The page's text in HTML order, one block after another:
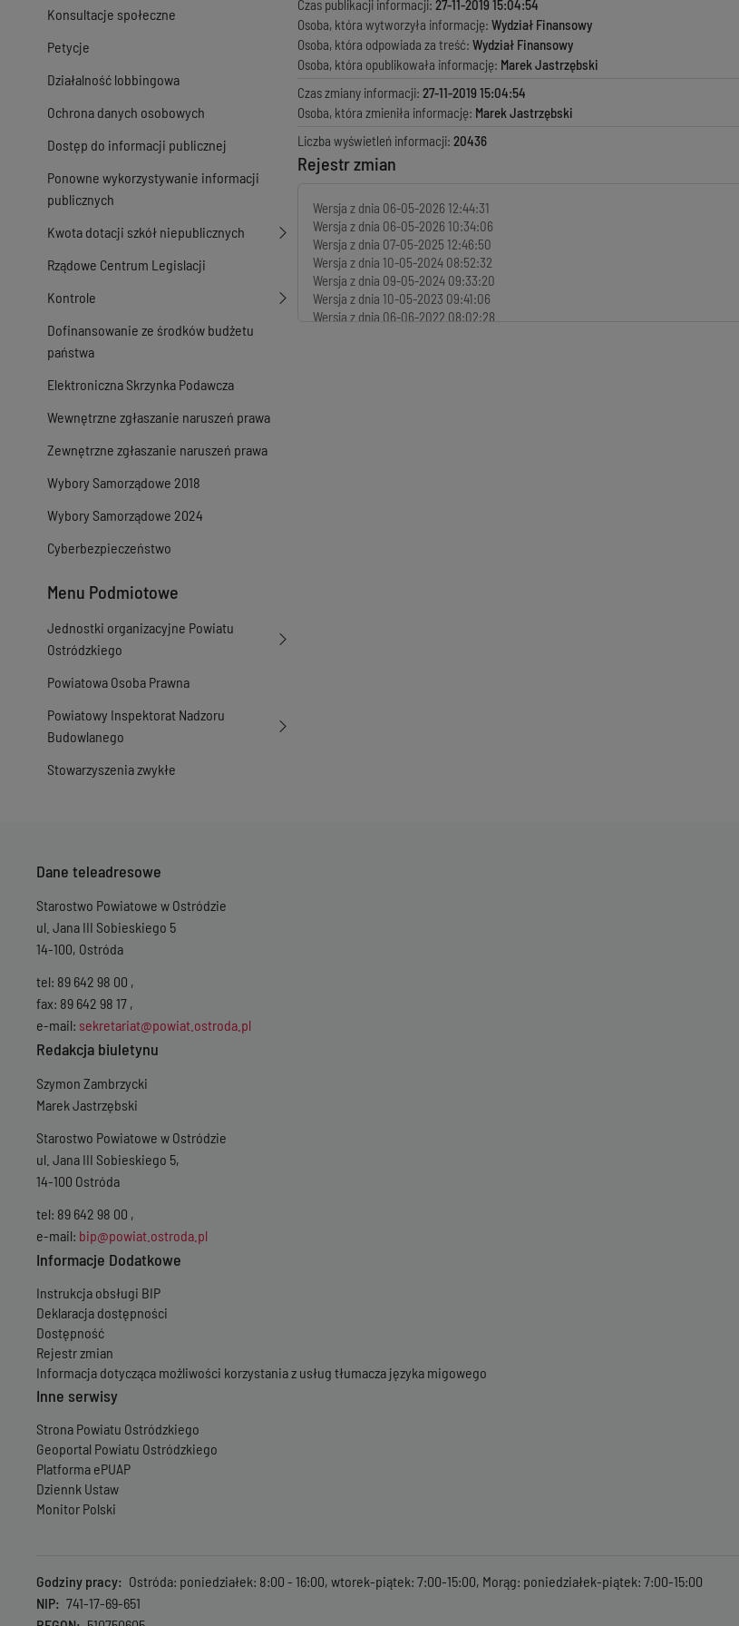
Konsultacje społeczne
Petycje
Działalność lobbingowa
Ochrona danych osobowych
Dostęp do informacji publicznej
Ponowne wykorzystywanie informacji
publicznych
Kwota dotacji szkół niepublicznych
Rządowe Centrum Legislacji
Kontrole
Dofinansowanie ze środków budżetu
państwa
Elektroniczna Skrzynka Podawcza
Wewnętrzne zgłaszanie naruszeń prawa
Zewnętrzne zgłaszanie naruszeń prawa
Wybory Samorządowe 2018
Wybory Samorządowe 2024
Cyberbezpieczeństwo
Menu Podmiotowe
Jednostki organizacyjne Powiatu
Ostródzkiego
Powiatowa Osoba Prawna
Powiatowy Inspektorat Nadzoru
Budowlanego
Stowarzyszenia zwykłe
Czas publikacji informacji: 27-11-2019 15:04:54
Osoba, która wytworzyła informację: Wydział Finansowy
Osoba, która odpowiada za treść: Wydział Finansowy
Osoba, która opublikowała informację: Marek Jastrzębski
Czas zmiany informacji: 27-11-2019 15:04:54
Osoba, która zmieniła informację: Marek Jastrzębski
Liczba wyświetleń informacji: 20436
Rejestr zmian
Wersja z dnia 06-05-2026 12:44:31
Wersja z dnia 06-05-2026 10:34:06
Wersja z dnia 07-05-2025 12:46:50
Wersja z dnia 10-05-2024 08:52:32
Wersja z dnia 09-05-2024 09:33:20
Wersja z dnia 10-05-2023 09:41:06
Wersja z dnia 06-06-2022 08:02:28
Dane teleadresowe
Starostwo Powiatowe w Ostródzie
ul. Jana III Sobieskiego 5
14-100, Ostróda
tel: 89 642 98 00 ,
fax: 89 642 98 17 ,
e-mail: sekretariat@powiat.ostroda.pl
Redakcja biuletynu
Szymon Zambrzycki
Marek Jastrzębski
Starostwo Powiatowe w Ostródzie
ul. Jana III Sobieskiego 5,
14-100 Ostróda
tel: 89 642 98 00 ,
e-mail: bip@powiat.ostroda.pl
Informacje Dodatkowe
Instrukcja obsługi BIP
Deklaracja dostępności
Dostępność
Rejestr zmian
Informacja dotycząca możliwości korzystania z usług tłumacza języka migowego
Inne serwisy
Strona Powiatu Ostródzkiego
Geoportal Powiatu Ostródzkiego
Platforma ePUAP
Dziennk Ustaw
Monitor Polski
Godziny pracy
Ostróda: poniedziałek: 8:00 - 16:00, wtorek-piątek: 7:00-15:00, Morąg: poniedziałek-piątek: 7:00-15:00
NIP
741-17-69-651